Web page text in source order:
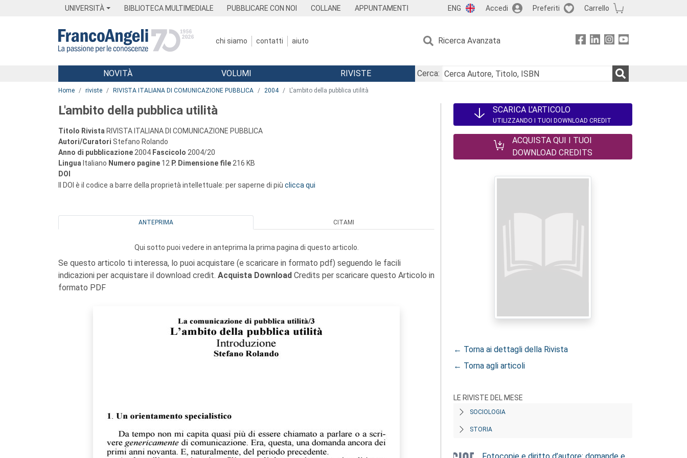
UNIVERSITÀ BIBLIOTECA MULTIMEDIALE PUBBLICARE CON NOI COLLANE APPUNTAMENTI ENG Accedi Preferiti Carrello
chi siamo contatti aiuto Ricerca Avanzata
Menu
NOVITÀ VOLUMI RIVISTE
Cerca:
Home riviste RIVISTA ITALIANA DI COMUNICAZIONE PUBBLICA 2004 L'ambito della pubblica utilità
L'ambito della pubblica utilità
Titolo Rivista RIVISTA ITALIANA DI COMUNICAZIONE PUBBLICA
Autori/Curatori Stefano Rolando
Anno di pubblicazione 2004 Fascicolo 2004/20
Lingua Italiano Numero pagine 12 P. Dimensione file 216 KB
DOI
Il DOI è il codice a barre della proprietà intellettuale: per saperne di più clicca qui
ANTEPRIMA CITAMI
Qui sotto puoi vedere in anteprima la prima pagina di questo articolo.
Se questo articolo ti interessa, lo puoi acquistare (e scaricare in formato pdf) seguendo le facili
indicazioni per acquistare il download credit. Acquista Download Credits per scaricare questo Articolo in
formato PDF
SCARICA L'ARTICOLO
UTILIZZANDO I TUOI DOWNLOAD CREDIT
ACQUISTA QUI I TUOI
DOWNLOAD CREDITS
← Torna ai dettagli della Rivista
← Torna agli articoli
LE RIVISTE DEL MESE
SOCIOLOGIA
STORIA